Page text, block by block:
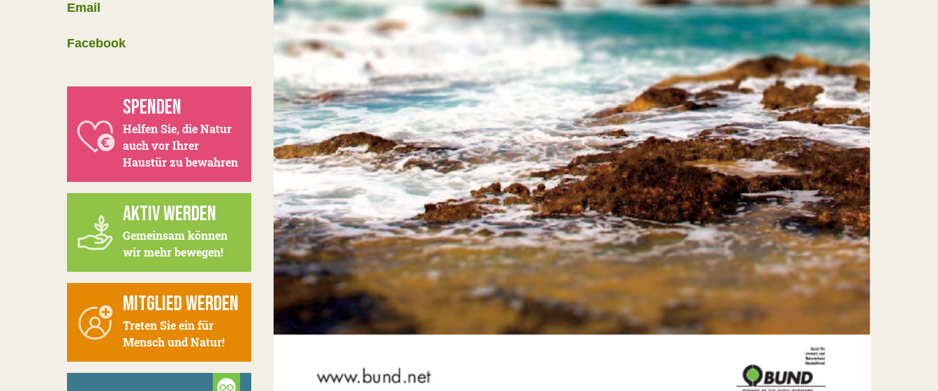
Email
Facebook
SPENDEN
Helfen Sie, die Natur
auch vor Ihrer
Haustür zu bewahren
AKTIV WERDEN
Gemeinsam können
wir mehr bewegen!
MITGLIED WERDEN
Treten Sie ein für
Mensch und Natur!